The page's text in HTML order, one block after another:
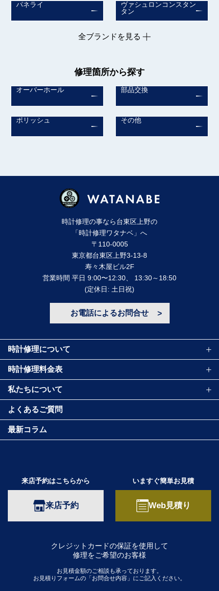
パネライ
ヴァシュロンコンスタン
タン
全ブランドを見る
修理箇所から探す
オーバーホール 部品交換
ポリッシュ その他
時計修理の事なら台東区上野の
「時計修理ワタナベ」へ
〒110-0005
東京都台東区上野3-13-8
寿々⽊屋ビル2F
営業時間 平⽇ 9:00〜12:30、 13:30～18:50
(定休⽇: ⼟⽇祝)
お電話によるお問合せ
時計修理について
時計修理料金表
私たちについて
よくあるご質問
最新コラム
来店予約はこちらから
来店予約
いますぐ簡単お見積
Web見積り
クレジットカードの保証を使用して
修理をご希望のお客様
お見積金額のご相談も承っております。
お見積りフォームの「お問合せ内容」にご記入ください。